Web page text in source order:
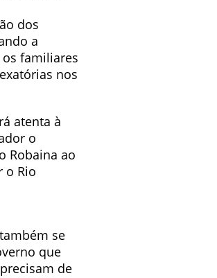
dos
a
familiares
nos
atenta à
o
Robaina ao
o Rio
se
que
de